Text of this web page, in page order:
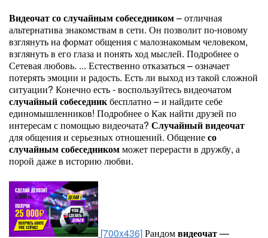
Видеочатсослучайнымсобеседником– отличная
альтернатива знакомствам в сети. Он позволит по-новому
взглянуть на формат общения с малознакомым человеком,
взглянуть в его глаза и понять ход мыслей. Подробнее о
Сетевая любовь. ... Естественно отказаться – означает
потерять эмоции и радость. Есть ли выход из такой сложной
ситуации? Конечно есть - воспользуйтесь видеочатом
случайныйсобеседникбесплатно – и найдите себе
единомышленников! Подробнее о Как найти друзей по
интересам с помощью видеочата? Случайныйвидеочат
для общения и серьезных отношений. Общениесо
случайнымсобеседникомможет перерасти в дружбу, а
порой даже в историю любви.
[700x436]Рандомвидеочат—